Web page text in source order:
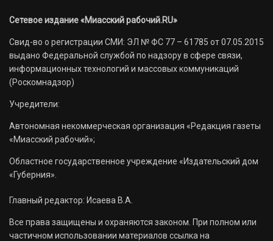
Сетевое издание «Миасский рабочий.RU»
Свид-во о регистрации СМИ: ЭЛ № ФС 77 – 61785 от 07.05.2015
выдано Федеральной службой по надзору в сфере связи,
информационных технологий и массовых коммуникаций
(Роскомнадзор)
Учредители:
Автономная некоммерческая организация «Редакция газеты
«Миасский рабочий»;
Областное государственное учреждение «Издательский дом
«Губерния».
Главный редактор: Исаева В.А.
Все права защищены и охраняются законом. При полном или
частичном использовании материалов ссылка на